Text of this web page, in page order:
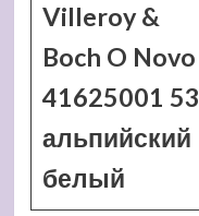
Villeroy &
Boch O Novo
41625001 53
альпийский
белый